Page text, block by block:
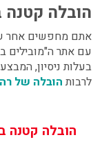
הובלה קטנה
אתם מחפשים אחר
עם אתר ה"מובילים
בעלות ניסיון,
לרבות הובלה של
הובלה קטנה